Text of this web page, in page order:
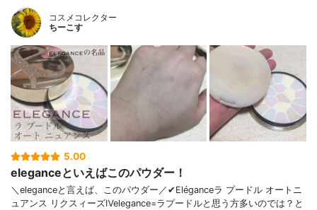
コスメコレクター
ちーこす
5.00
eleganceといえばこのパウダー！
＼eleganceと言えば、このパウダー／✔︎Eléganceラ プードル オートニ
ュアンス リクスィーズⅣelegance=ラプードルと思う方多いのでは？と